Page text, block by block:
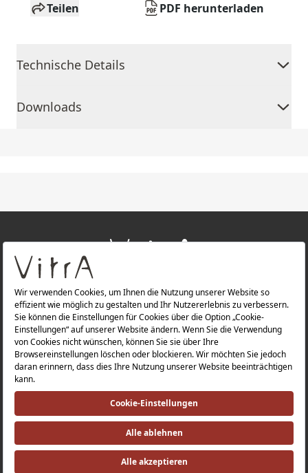
Teilen PDF herunterladen
Technische Details
Downloads
ÜBER UNS
PRODUKTE
Datenschutzerklärung |Impressum |
Investorenbeziehung |